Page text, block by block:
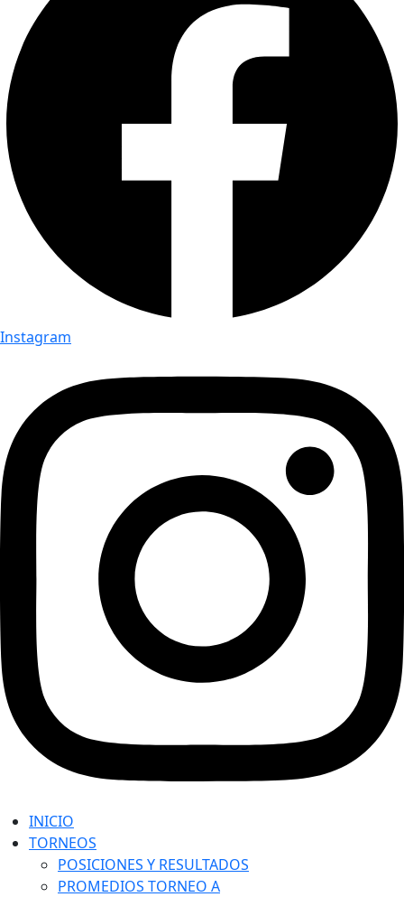
Instagram
INICIO
TORNEOS
POSICIONES Y RESULTADOS
PROMEDIOS TORNEO A